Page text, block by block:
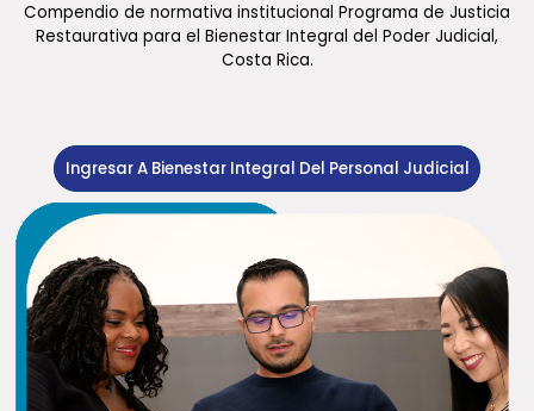
Compendio de normativa institucional Programa de Justicia
Restaurativa para el Bienestar Integral del Poder Judicial,
Costa Rica.
Ingresar A Bienestar Integral Del Personal Judicial